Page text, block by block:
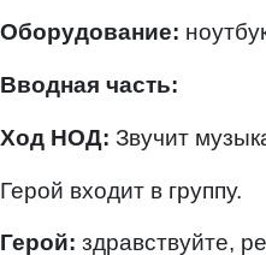
Оборудование:
Вводная часть:
Ход НОД: Звучит
Герой входит в группу.
Герой: здравствуйте,